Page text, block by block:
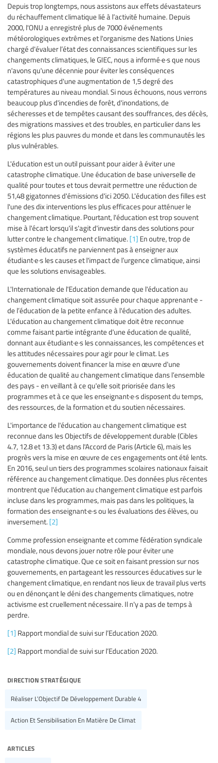
Depuis trop longtemps, nous assistons aux effets dévastateurs
du réchauffement climatique lié à l’activité humaine. Depuis
2000, l'ONU a enregistré plus de 7000 événements
météorologiques extrêmes et l'organisme des Nations Unies
chargé d'évaluer l’état des connaissances scientifiques sur les
changements climatiques, le GIEC, nous a informé·e·s que nous
n'avons qu'une décennie pour éviter les conséquences
catastrophiques d'une augmentation de 1,5 degré des
températures au niveau mondial. Si nous échouons, nous verrons
beaucoup plus d'incendies de forêt, d'inondations, de
sécheresses et de tempêtes causant des souffrances, des décès,
des migrations massives et des troubles, en particulier dans les
régions les plus pauvres du monde et dans les communautés les
plus vulnérables.
L'éducation est un outil puissant pour aider à éviter une
catastrophe climatique. Une éducation de base universelle de
qualité pour toutes et tous devrait permettre une réduction de
51,48 gigatonnes d'émissions d'ici 2050. L'éducation des filles est
l'une des dix interventions les plus efficaces pour atténuer le
changement climatique. Pourtant, l'éducation est trop souvent
mise à l'écart lorsqu'il s'agit d'investir dans des solutions pour
lutter contre le changement climatique. [1] En outre, trop de
systèmes éducatifs ne parviennent pas à enseigner aux
étudiant·e·s les causes et l'impact de l’urgence climatique, ainsi
que les solutions envisageables.
L'Internationale de l'Education demande que l'éducation au
changement climatique soit assurée pour chaque apprenant·e -
de l’éducation de la petite enfance à l'éducation des adultes.
L'éducation au changement climatique doit être reconnue
comme faisant partie intégrante d'une éducation de qualité,
donnant aux étudiant·e·s les connaissances, les compétences et
les attitudes nécessaires pour agir pour le climat. Les
gouvernements doivent financer la mise en œuvre d'une
éducation de qualité au changement climatique dans l’ensemble
des pays - en veillant à ce qu'elle soit priorisée dans les
programmes et à ce que les enseignant·e·s disposent du temps,
des ressources, de la formation et du soutien nécessaires.
L'importance de l'éducation au changement climatique est
reconnue dans les Objectifs de développement durable (Cibles
4.7, 12.8 et 13.3) et dans l'Accord de Paris (Article 6), mais les
progrès vers la mise en œuvre de ces engagements ont été lents.
En 2016, seul un tiers des programmes scolaires nationaux faisait
référence au changement climatique. Des données plus récentes
montrent que l'éducation au changement climatique est parfois
incluse dans les programmes, mais pas dans les politiques, la
formation des enseignant·e·s ou les évaluations des élèves, ou
inversement. [2]
Comme profession enseignante et comme fédération syndicale
mondiale, nous devons jouer notre rôle pour éviter une
catastrophe climatique. Que ce soit en faisant pression sur nos
gouvernements, en partageant les ressources éducatives sur le
changement climatique, en rendant nos lieux de travail plus verts
ou en dénonçant le déni des changements climatiques, notre
activisme est cruellement nécessaire. Il n'y a pas de temps à
perdre.
[1] Rapport mondial de suivi sur l’Education 2020.
[2] Rapport mondial de suivi sur l’Education 2020.
direction stratégique
Réaliser L’Objectif De Développement Durable 4
Action Et Sensibilisation En Matière De Climat
articles